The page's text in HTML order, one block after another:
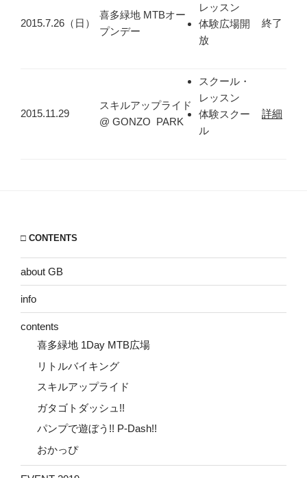
2015.7.26（日）
喜多緑地 MTBオー
プンデー
レッスン
体験広場開
放
終了
2015.11.29
スキルアップライド
@ GONZO PARK
スクール・
レッスン
体験スクー
ル
詳細
□ CONTENTS
about GB
info
contents
喜多緑地 1Day MTB広場
リトルバイキング
スキルアップライド
ガタゴトダッシュ!!
パンプで遊ぼう!! P-Dash!!
おかっぴ